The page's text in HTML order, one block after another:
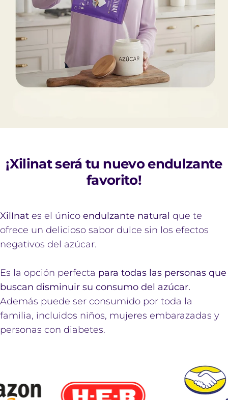
¡Xilinat será tu nuevo endulzante
favorito!
XilInat es el único endulzante natural que te
ofrece un delicioso sabor dulce sin los efectos
negativos del azúcar.
Es la opción perfecta para todas las personas que
buscan disminuir su consumo del azúcar.
Además puede ser consumido por toda la
familia, incluidos niños, mujeres embarazadas y
personas con diabetes.